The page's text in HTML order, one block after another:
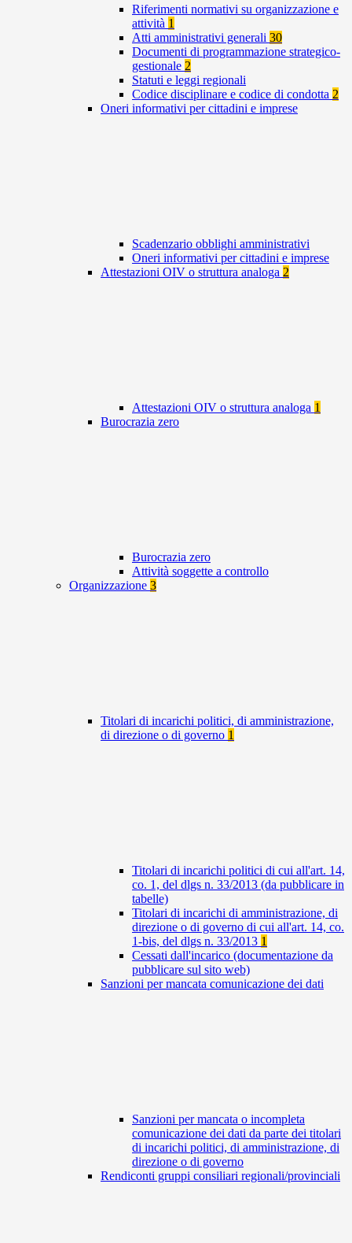
Riferimenti normativi su organizzazione e
attività 1
Atti amministrativi generali 30
Documenti di programmazione strategico-
gestionale 2
Statuti e leggi regionali
Codice disciplinare e codice di condotta 2
Oneri informativi per cittadini e imprese
Scadenzario obblighi amministrativi
Oneri informativi per cittadini e imprese
Attestazioni OIV o struttura analoga 2
Attestazioni OIV o struttura analoga 1
Burocrazia zero
Burocrazia zero
Attività soggette a controllo
Organizzazione 3
Titolari di incarichi politici, di amministrazione,
di direzione o di governo 1
Titolari di incarichi politici di cui all'art. 14,
co. 1, del dlgs n. 33/2013 (da pubblicare in
tabelle)
Titolari di incarichi di amministrazione, di
direzione o di governo di cui all'art. 14, co.
1-bis, del dlgs n. 33/2013 1
Cessati dall'incarico (documentazione da
pubblicare sul sito web)
Sanzioni per mancata comunicazione dei dati
Sanzioni per mancata o incompleta
comunicazione dei dati da parte dei titolari
di incarichi politici, di amministrazione, di
direzione o di governo
Rendiconti gruppi consiliari regionali/provinciali